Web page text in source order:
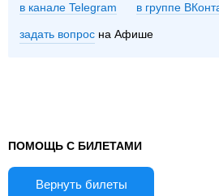
в канале Telegram группе
задать вопрос на Афише
ПОМОЩЬ С БИЛЕТАМИ
Вернуть билеты